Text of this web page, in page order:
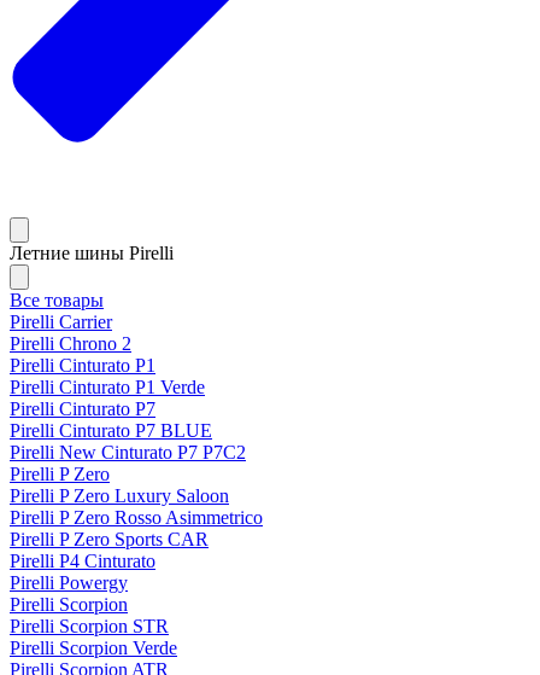
Летние шины Pirelli
Все товары
Pirelli Carrier
Pirelli Chrono 2
Pirelli Cinturato P1
Pirelli Cinturato P1 Verde
Pirelli Cinturato P7
Pirelli Cinturato P7 BLUE
Pirelli New Cinturato P7 P7C2
Pirelli P Zero
Pirelli P Zero Luxury Saloon
Pirelli P Zero Rosso Asimmetrico
Pirelli P Zero Sports CAR
Pirelli P4 Cinturato
Pirelli Powergy
Pirelli Scorpion
Pirelli Scorpion STR
Pirelli Scorpion Verde
Pirelli Scorpion ATR